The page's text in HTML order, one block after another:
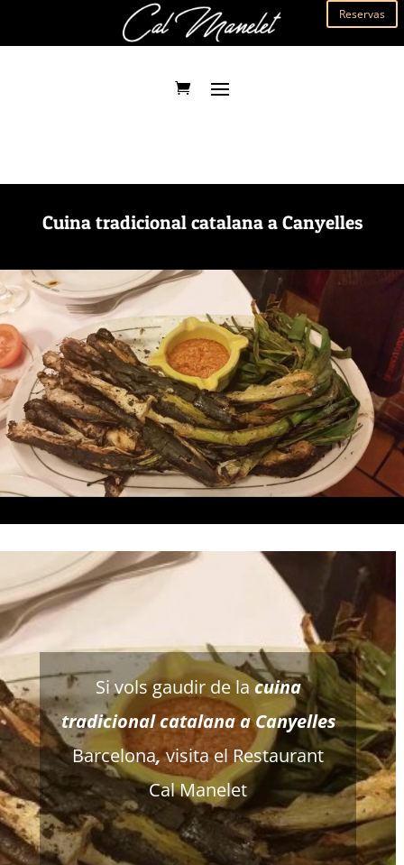
Reservas
Cuina tradicional catalana a Canyelles
Si vols gaudir de lacuina
tradicional catalana a Canyelles
Barcelona,visita el Restaurant
Cal Manelet